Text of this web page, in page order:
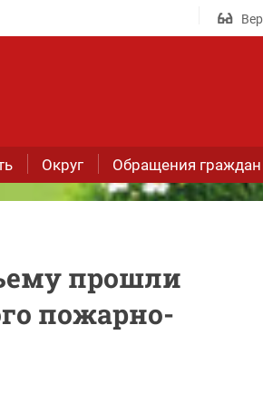
Округ Обращения граждан
прошли
пожарно-